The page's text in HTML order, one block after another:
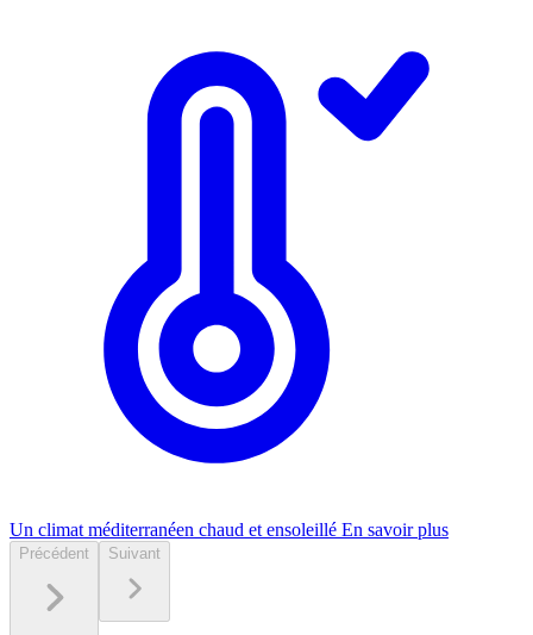
Un climat méditerranéen chaud et ensoleillé En savoir plus
Précédent Suivant